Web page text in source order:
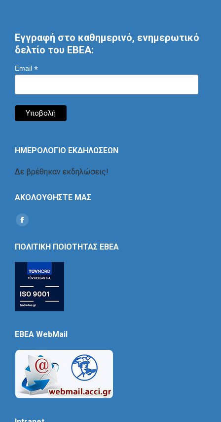
Εγγραφή στο καθημερινό, ενημερωτικό
δελτίο του ΕΒΕΑ:
Email *
ΗΜΕΡΟΛΟΓΙΟ ΕΚΔΗΛΩΣΕΩΝ
Δε βρέθηκαν εκδηλώσεις!
ΑΚΟΛΟΥΘΗΣΤΕ ΜΑΣ
Find us on:
Social
ΠΟΛΙΤΙΚΗ ΠΟΙΟΤΗΤΑΣ ΕΒΕΑ
EBEA WebMail